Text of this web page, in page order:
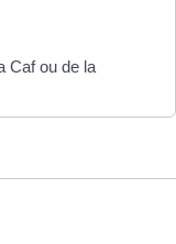
Caf ou de la